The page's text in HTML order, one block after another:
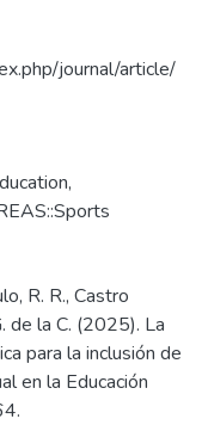
journal/article/
,
R. R., Castro
de la C. (2025). La
para la inclusión de
en la Educación